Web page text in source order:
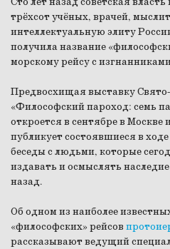
трёхсот учёных, врачей,
интеллектуальную элиту
получила название
морскому рейсу с
Предвосхищая выставку
«Философский пароход: семь
откроется в сентябре в Москве
публикует состоявшиеся в
беседы с людьми, которые
издавать и осмыслять
назад.
Об одном из наиболее
«философских» рейсов
рассказывают ведущий